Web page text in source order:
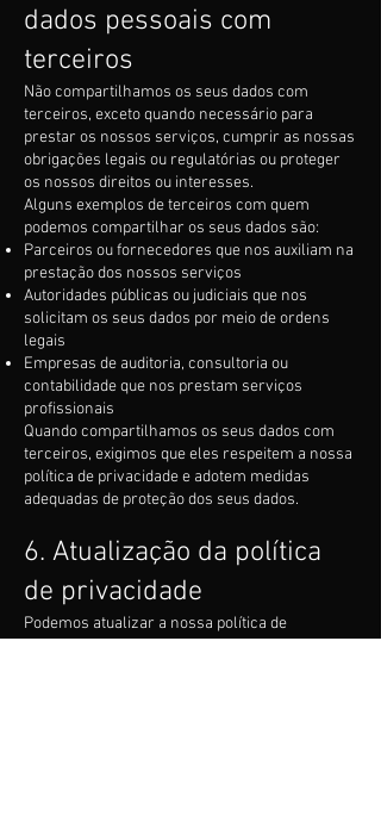
dados pessoais com
terceiros
Não compartilhamos os seus dados com
terceiros, exceto quando necessário para
prestar os nossos serviços, cumprir as nossas
obrigações legais ou regulatórias ou proteger
os nossos direitos ou interesses.
Alguns exemplos de terceiros com quem
podemos compartilhar os seus dados são:
Parceiros ou fornecedores que nos auxiliam na
prestação dos nossos serviços
Autoridades públicas ou judiciais que nos
solicitam os seus dados por meio de ordens
legais
Empresas de auditoria, consultoria ou
contabilidade que nos prestam serviços
profissionais
Quando compartilhamos os seus dados com
terceiros, exigimos que eles respeitem a nossa
política de privacidade e adotem medidas
adequadas de proteção dos seus dados.
6. Atualização da política
de privacidade
Podemos atualizar a nossa política de